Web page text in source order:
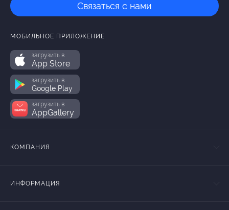
Связаться с нами
МОБИЛЬНОЕ ПРИЛОЖЕНИЕ
загрузить в
App Store
загрузить в
Google Play
загрузить в
AppGallery
КОМПАНИЯ
ИНФОРМАЦИЯ